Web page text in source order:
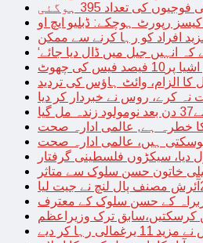
کی تعداد 395 ہوگئی
رپورٹ ہوچکے: ڈبلیو ایچ او
افراد کو رہا کرنے سے ممکن
کی چھوٹ
کا الزام، وائٹ ہاؤس کی تردید
نہ کرے، روس نے خبردار کر دیا
خطرہ ہے, عالمی ادارہ صحت
ہیں، عالمی ادارہ صحت
دیا، سیکڑوں فلسطینی گرفتار
خاتون حسن سلوک سے متاثر
کے حسن سلوک کے معترف
کرسکتیں،سابق ترک وزیراعظم